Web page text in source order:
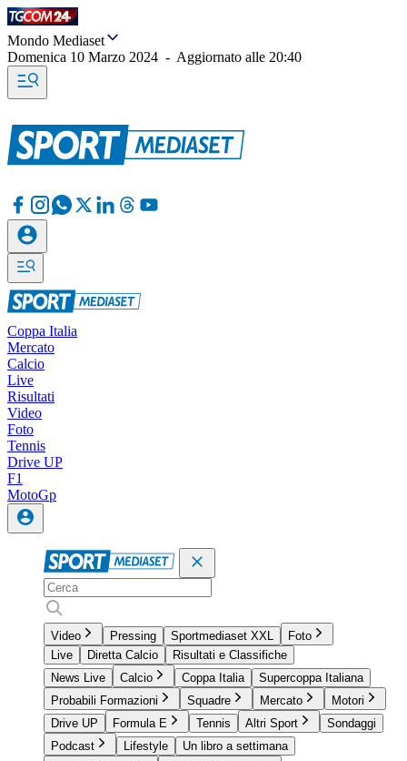
Mondo Mediaset
Domenica 10 Marzo 2024 - Aggiornato alle 20:40
Coppa Italia
Mercato
Calcio
Live
Risultati
Video
Foto
Tennis
Drive UP
F1
MotoGp
Video Pressing Sportmediaset XXL
Foto
Live
Diretta Calcio
Risultati e Classifiche
News Live
Calcio Coppa Italia
Supercoppa Italiana
Probabili Formazioni
Squadre Mercato
Motori
Drive UP
Formula E Tennis Altri Sport
Sondaggi
Podcast
Lifestyle
Un libro a settimana